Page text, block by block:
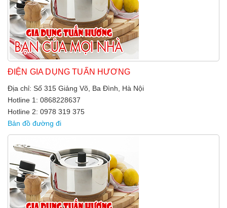
ĐIỆN GIA DỤNG TUẤN HƯƠNG
Địa chỉ: Số 315 Giảng Võ, Ba Đình, Hà Nội
Hotline 1: 0868228637
Hotline 2: 0978 319 375
Bản đồ đường đi